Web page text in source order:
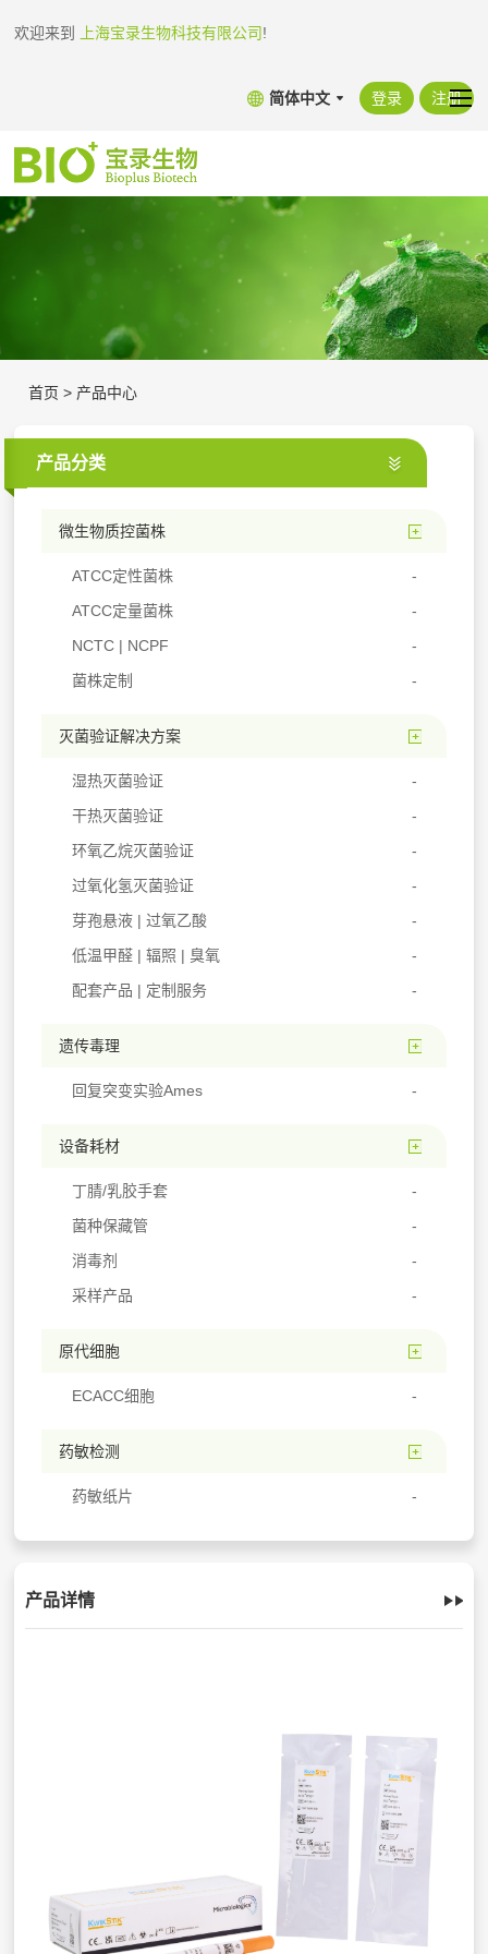
欢迎来到 上海宝录生物科技有限公司!
简体中文 登录 注册
首页 > 产品中心
产品分类
微生物质控菌株
ATCC定性菌株
ATCC定量菌株
NCTC | NCPF
菌株定制
灭菌验证解决方案
湿热灭菌验证
干热灭菌验证
环氧乙烷灭菌验证
过氧化氢灭菌验证
芽孢悬液 | 过氧乙酸
低温甲醛 | 辐照 | 臭氧
配套产品 | 定制服务
遗传毒理
回复突变实验Ames
设备耗材
丁腈/乳胶手套
菌种保藏管
消毒剂
采样产品
原代细胞
ECACC细胞
药敏检测
药敏纸片
产品详情